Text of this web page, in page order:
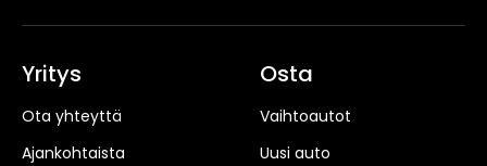
Yritys
Ota yhteyttä
Ajankohtaista
Osta
Vaihtoautot
Uusi auto